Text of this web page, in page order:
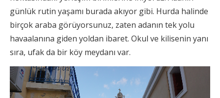
günlük rutin yaşamı burada akıyor gibi. Hurda halinde
birçok araba görüyorsunuz, zaten adanın tek yolu
havaalanına giden yoldan ibaret. Okul ve kilisenin yanı
sıra, ufak da bir köy meydanı var.